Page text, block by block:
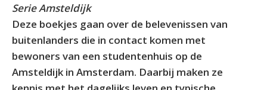
Serie Amsteldijk
Deze boekjes gaan over de belevenissen van
buitenlanders die in contact komen met
bewoners van een studentenhuis op de
Amsteldijk in Amsterdam. Daarbij maken ze